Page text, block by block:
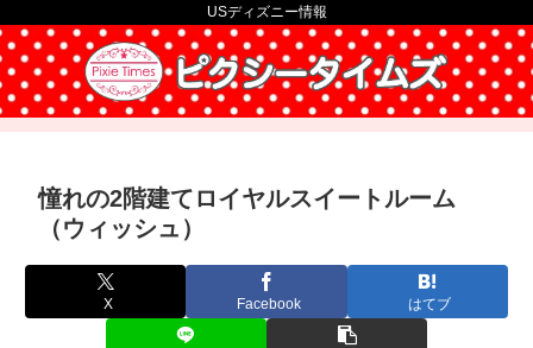
USディズニー情報
憧れの2階建てロイヤルスイートルーム
（ウィッシュ）
X Facebook はてブ